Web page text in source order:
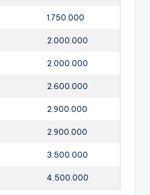
1.750.000
2.000.000
2.000.000
2.600.000
2.900.000
2.900.000
3.500.000
4.500.000